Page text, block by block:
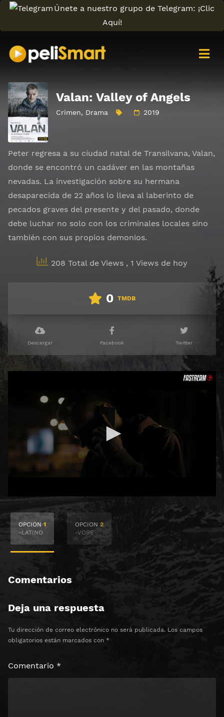
Únete a nuestro grupo de Telegram: ¡Clic
Aquí!
Valan: Valley of Angels
Crimen, Drama 2019
Peter regresa a su ciudad natal de Transilvana, Valan,
donde se encontró un cadáver en las montañas
nevadas. La investigación sobre su hermana
desaparecida de 22 años lo lleva al laberinto de
pecados graves del presente y del pasado, donde
debe luchar no solo con los criminales locales sino
también con sus propios demonios.
208 Total de Views , 1 Views de hoy
0 TMDB
Descargar Facebook Twitter
🔒 Acceso Requerido
Haz clic 3 veces en el botón para desbloquear el
⏰ El acceso expira en 1 hora
OPCION 1
-LATINO
OPCION 2
-VOSE
Comentarios
Deja una respuesta
Tu dirección de correo electrónico no será publicada. Los campos
obligatorios están marcados con *
Comentario *